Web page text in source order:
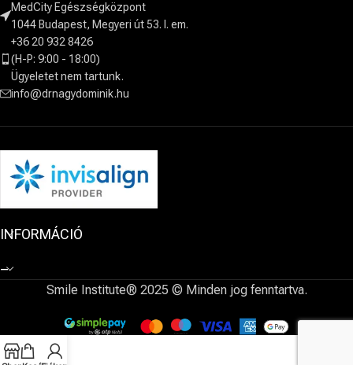
MedCity Egészségközpont
1044 Budapest, Megyeri út 53. I. em.
+36 20 932 8426
(H-P: 9:00 - 18:00)
Ügyeletet nem tartunk.
info@drnagydominik.hu
INFORMÁCIÓ
–
Smile Institute® 2025 © Minden jog fenntartva.